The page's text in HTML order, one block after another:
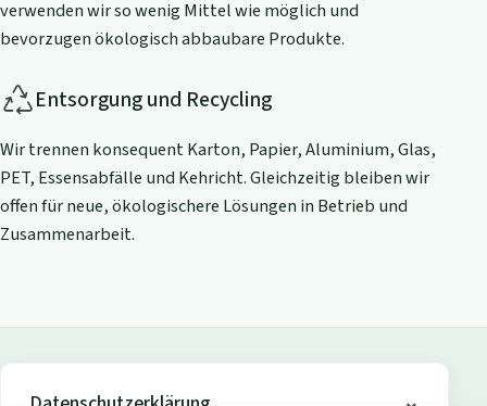
verwenden wir so wenig Mittel wie möglich und
bevorzugen ökologisch abbaubare Produkte.
Entsorgung und Recycling
Wir trennen konsequent Karton, Papier, Aluminium, Glas,
PET, Essensabfälle und Kehricht. Gleichzeitig bleiben wir
offen für neue, ökologischere Lösungen in Betrieb und
Zusammenarbeit.